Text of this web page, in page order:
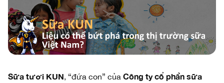
Sữa tươi KUN, “đứa con” của Công ty cổ phần sữa